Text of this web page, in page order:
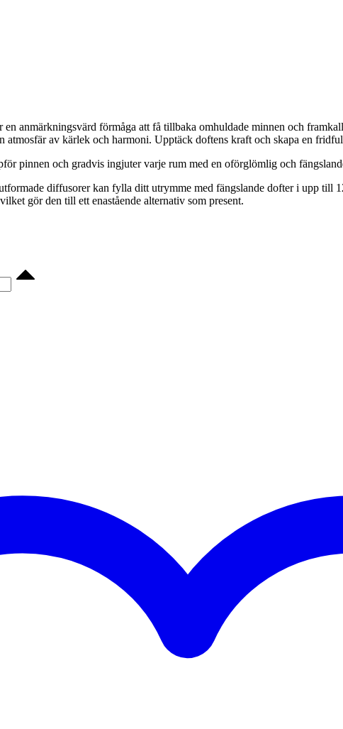
anmärkningsvärd förmåga att få tillbaka omhuldade minnen och
atmosfär av kärlek och harmoni. Upptäck doftens kraft och skapa en
pinnen och gradvis ingjuter varje rum med en oförglömlig och
diffusorer kan fylla ditt utrymme med fängslande dofter i upp
gör den till ett enastående alternativ som present.